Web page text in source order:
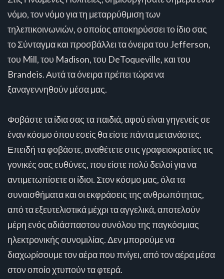
νόμο, τον νόμο για τη μεταρρύθμιση των
τηλεπικοινωνιών, ο οποίος αποκηρύσσει το ίδιο σας
το Σύνταγμα και προσβάλλει τα όνειρα του Jefferson,
του Mill, του Madison, του DeToqueville, και του
Brandeis. Αυτά τα όνειρα πρέπει τώρα να
ξαναγεννηθούν μέσα μας.
Φοβάστε τα ίδια σας τα παιδιά, αφού είναι γηγενείς σε
έναν κόσμο όπου εσείς θα είστε πάντα μετανάστες.
Επειδή τα φοβάστε, αναθέτετε στις γραφειοκρατίες τις
γονικές σας ευθύνες, που είστε πολύ δειλοί για να
αντιμετωπίσετε οι ίδιοι. Στον κόσμο μας, όλα τα
συναισθήματα και οι εκφράσεις της ανθρωπότητας,
από τα εξευτελιστικά μέχρι τα αγγελικά, αποτελούν
μέρη ενός αδιάσπαστου συνόλου της παγκόσμιας
ηλεκτρονικής συνομιλίας. Δεν μπορούμε να
διαχωρίσουμε τον αέρα που πνίγει, από τον αέρα μέσα
στον οποίο χτυπούν τα φτερά.